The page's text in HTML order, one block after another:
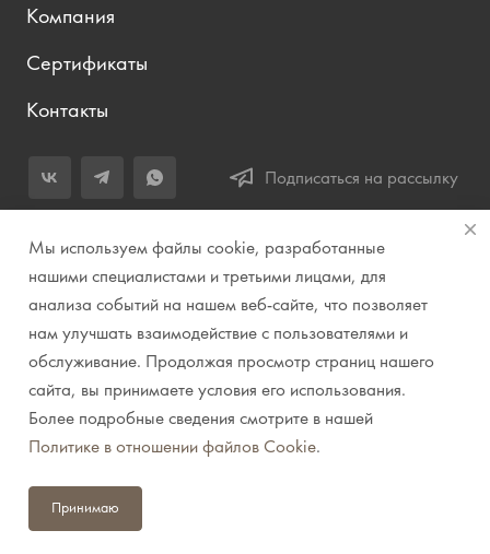
Компания
Сертификаты
Контакты
Подписаться на рассылку
+7 (343) 283-04-11
Заказать звонок
info@prirodazvuka.ru
620144, г. Екатеринбург, ул. Хохрякова, д. 98, салон 27, ТЦ
«Весенний», 2 этаж, Центральный вход с ул. Куйбышева
© 2007-2026 Компания "Природа звука" // Звук. Свет.
Видео. Комплексные решения. Музыкальные
инструменты
Политика конфиденциальности
Мы используем файлы cookie, разработанные
нашими специалистами и третьими лицами, для
анализа событий на нашем веб-сайте, что позволяет
нам улучшать взаимодействие с пользователями и
обслуживание. Продолжая просмотр страниц нашего
сайта, вы принимаете условия его использования.
Более подробные сведения смотрите в нашей
Политике в отношении файлов Cookie.
Принимаю